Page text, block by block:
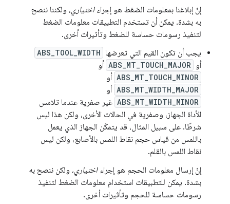
إنّ إبلاغنا بمعلومات الضغط هو إجراءاختياري، ولكننا ننصح
به بشدة. يمكن أن تستخدم التطبيقات معلومات الضغط
لتنفيذ رسومات حساسة للضغط وتأثيرات أخرى.
يجب أن تكون القيم التي تعرضها ABS_TOOL_WIDTH
أو ABS_MT_TOUCH_MAJOR أو
ABS_MT_TOUCH_MINOR أو
ABS_MT_WIDTH_MAJOR أو
ABS_MT_WIDTH_MINOR غير صفرية عندما تلامس
الأداة الجهاز، وصفرية في الحالات الأخرى، ولكن هذا ليس
شرطًا. على سبيل المثال، قد يتمكّن الجهاز الذي يعمل
باللمس من قياس حجم نقاط اللمس بالأصابع، ولكن ليس
نقاط اللمس بالقلم.
إنّ إرسال معلومات الحجم هو إجراءاختياري، ولكن ننصح به
بشدة. يمكن للتطبيقات استخدام معلومات الضغط لتنفيذ
رسومات حساسة للحجم وتأثيرات أخرى.